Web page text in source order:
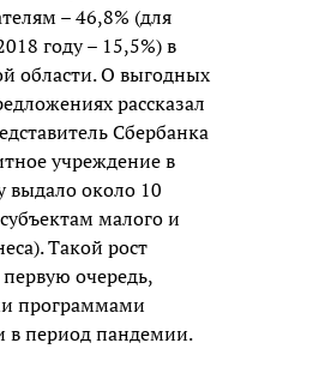
– 46,8% (для
году – 15,5%) в
области. О выгодных
рассказал
Сбербанка
учреждение в
выдало около 10
малого и
Такой рост
очередь,
программами
в период пандемии.